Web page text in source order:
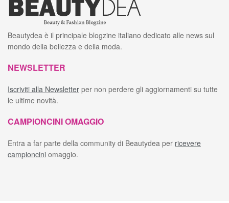
Beautydea è il principale blogzine italiano dedicato alle news sul
mondo della bellezza e della moda.
NEWSLETTER
Iscriviti alla Newsletter per non perdere gli aggiornamenti su tutte
le ultime novità.
CAMPIONCINI OMAGGIO
Entra a far parte della community di Beautydea per ricevere
campioncini omaggio.